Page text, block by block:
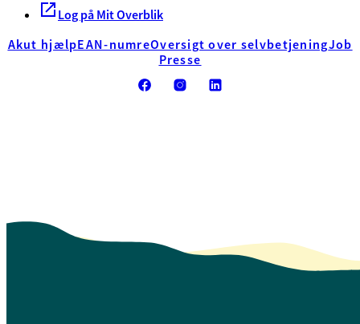
Log på Mit Overblik
Akut hjælpEAN-numreOversigt over selvbetjeningJob
Presse